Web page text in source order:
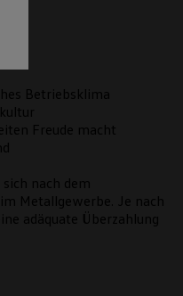
Betriebsklima
Freude macht
nach dem
Metallgewerbe. Je nach
adäquate Überzahlung